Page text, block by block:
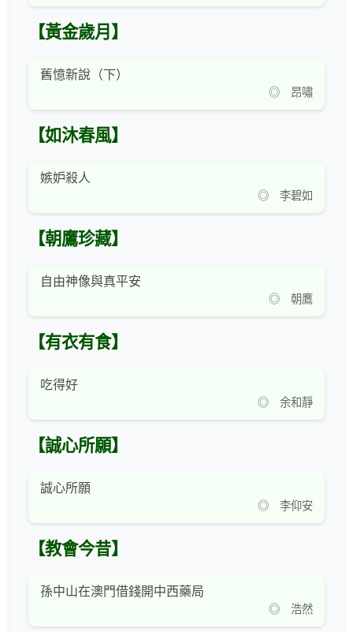
【黃金歲月】
舊憶新說（下）
◎ 昂嘯
【如沐春風】
嫉妒殺人
◎ 李碧如
【朝鷹珍藏】
自由神像與真平安
◎ 朝鷹
【有衣有食】
吃得好
◎ 余和靜
【誠心所願】
誠心所願
◎ 李仰安
【教會今昔】
孫中山在澳門借錢開中西藥局
◎ 浩然